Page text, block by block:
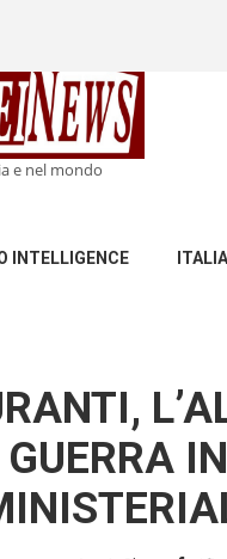
e nel mondo
INTELLIGENCE ITALIA